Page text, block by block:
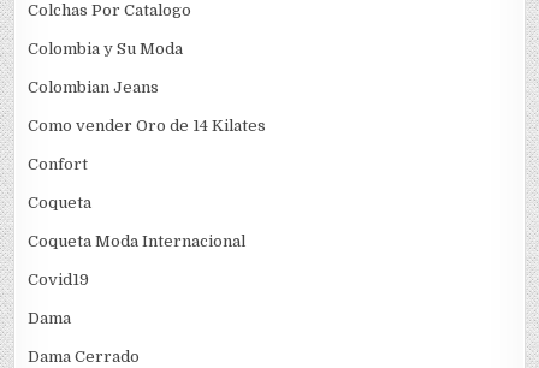
Colchas Por Catalogo
Colombia y Su Moda
Colombian Jeans
Como vender Oro de 14 Kilates
Confort
Coqueta
Coqueta Moda Internacional
Covid19
Dama
Dama Cerrado